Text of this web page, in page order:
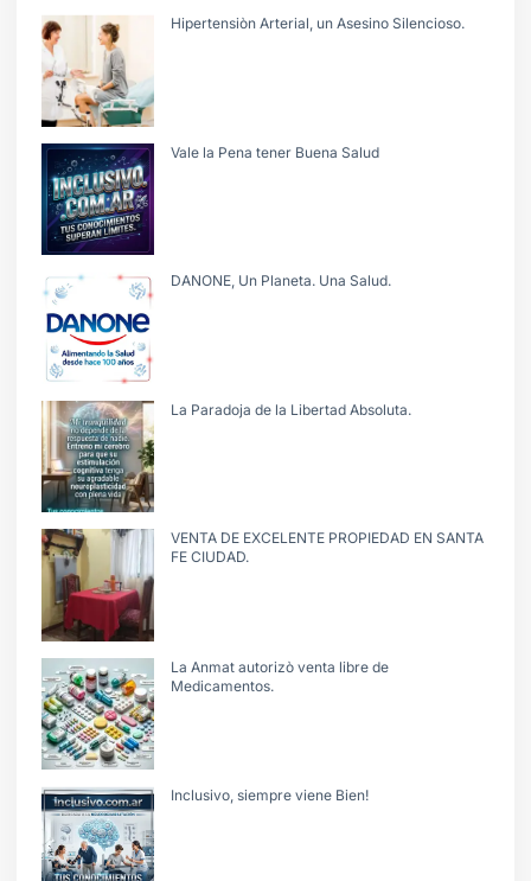
Hipertensiòn Arterial, un Asesino Silencioso.
Vale la Pena tener Buena Salud
DANONE, Un Planeta. Una Salud.
La Paradoja de la Libertad Absoluta.
VENTA DE EXCELENTE PROPIEDAD EN SANTA
FE CIUDAD.
La Anmat autorizò venta libre de
Medicamentos.
Inclusivo, siempre viene Bien!